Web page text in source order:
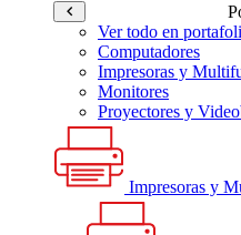
Ver todo en
Computadores
Impresoras y
Monitores
Proyectores y
Impresoras y